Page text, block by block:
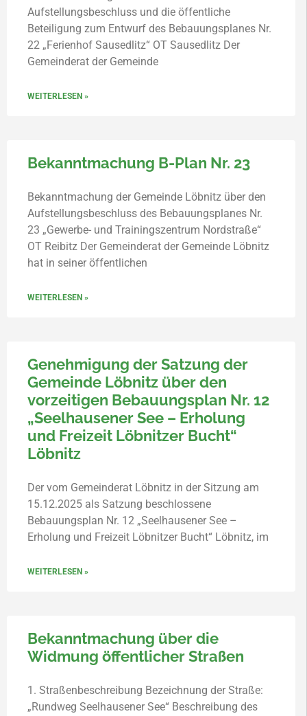
Aufstellungsbeschluss und die öffentliche
Beteiligung zum Entwurf des Bebauungsplanes Nr.
22 „Ferienhof Sausedlitz“ OT Sausedlitz Der
Gemeinderat der Gemeinde
WEITERLESEN »
Bekanntmachung B-Plan Nr. 23
Bekanntmachung der Gemeinde Löbnitz über den
Aufstellungsbeschluss des Bebauungsplanes Nr.
23 „Gewerbe- und Trainingszentrum Nordstraße“
OT Reibitz Der Gemeinderat der Gemeinde Löbnitz
hat in seiner öffentlichen
WEITERLESEN »
Genehmigung der Satzung der
Gemeinde Löbnitz über den
vorzeitigen Bebauungsplan Nr. 12
„Seelhausener See – Erholung
und Freizeit Löbnitzer Bucht“
Löbnitz
Der vom Gemeinderat Löbnitz in der Sitzung am
15.12.2025 als Satzung beschlossene
Bebauungsplan Nr. 12 „Seelhausener See –
Erholung und Freizeit Löbnitzer Bucht“ Löbnitz, im
WEITERLESEN »
Bekanntmachung über die
Widmung öffentlicher Straßen
1. Straßenbeschreibung Bezeichnung der Straße:
„Rundweg Seelhausener See“ Beschreibung des